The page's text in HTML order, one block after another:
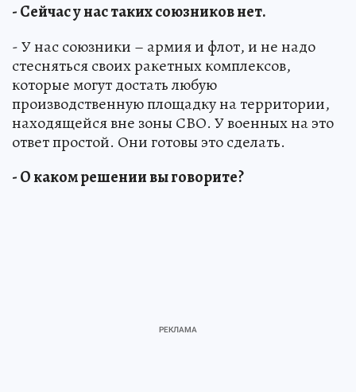
- Сейчас у нас таких союзников нет.
- У нас союзники – армия и флот, и не надо
стесняться своих ракетных комплексов,
которые могут достать любую
производственную площадку на территории,
находящейся вне зоны СВО. У военных на это
ответ простой. Они готовы это сделать.
- О каком решении вы говорите?